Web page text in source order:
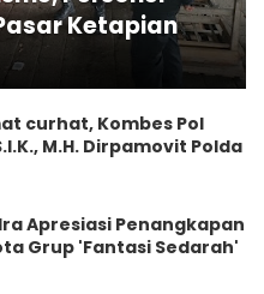
Ketapian
curhat, Kombes Pol
M.H. Dirpamovit Polda
Apresiasi Penangkapan
Grup 'Fantasi Sedarah'